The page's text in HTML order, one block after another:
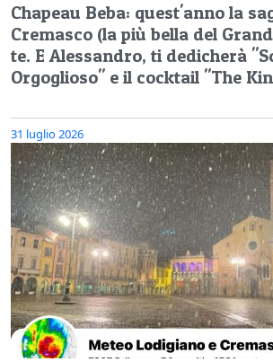
Chapeau Beba: quest'anno la
Cremasco (la più bella del
te. E Alessandro, ti dedicherà
Orgoglioso" e il cocktail "The
31 luglio 2026